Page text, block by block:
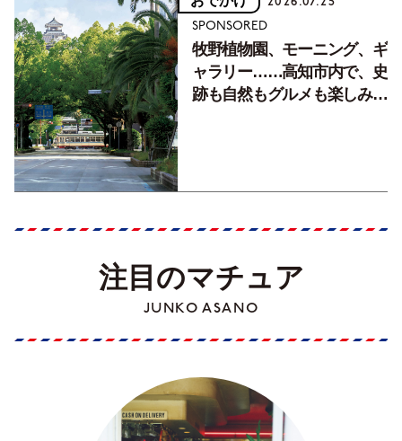
SPONSORED
牧野植物園、モーニング、ギ
ャラリー……高知市内で、史
跡も自然もグルメも楽しみ尽
注目のマチュア
JUNKO ASANO